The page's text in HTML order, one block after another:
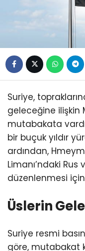
Suriye,
geleceğine ilişkin
mutabakata vardı.
bir buçuk yıldır
ardından,
Limanı’ndaki Rus
düzenlenmesi
Üslerin
Suriye resmi
göre, mutabakat